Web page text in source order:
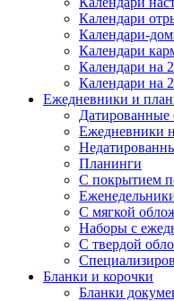
Календари
Календари-
Календари
Календари на
Календари на
Ежедневники и
Датированные
Ежедневники
Планинги
С покрытием
С мягкой
Наборы с
С твердой
Бланки и корочки
Бланки